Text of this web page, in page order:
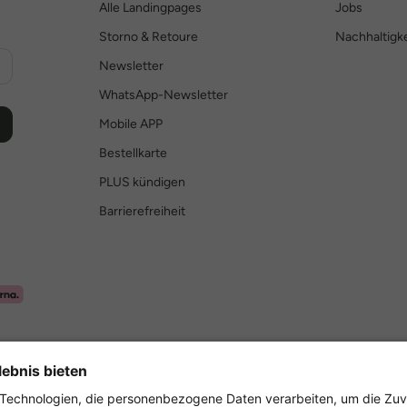
Alle Landingpages
Storno & Retoure
Newsletter
WhatsApp-Newsletter
Mobile APP
Bestellkarte
PLUS kündigen
Barrierefreiheit
Jobs
Sicher einkaufen mit